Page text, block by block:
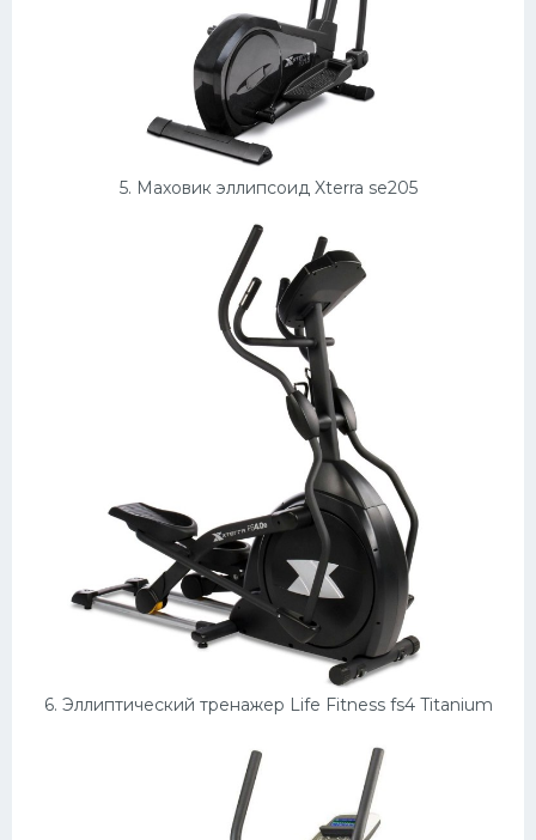
5. Маховик эллипсоид Xterra se205
6. Эллиптический тренажер Life Fitness fs4 Titanium